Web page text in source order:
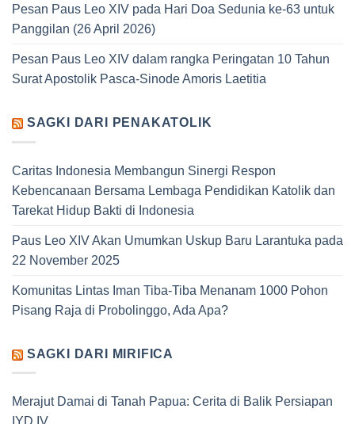
Pesan Paus Leo XIV pada Hari Doa Sedunia ke-63 untuk
Panggilan (26 April 2026)
Pesan Paus Leo XIV dalam rangka Peringatan 10 Tahun
Surat Apostolik Pasca-Sinode Amoris Laetitia
SAGKI DARI PENAKATOLIK
Caritas Indonesia Membangun Sinergi Respon
Kebencanaan Bersama Lembaga Pendidikan Katolik dan
Tarekat Hidup Bakti di Indonesia
Paus Leo XIV Akan Umumkan Uskup Baru Larantuka pada
22 November 2025
Komunitas Lintas Iman Tiba-Tiba Menanam 1000 Pohon
Pisang Raja di Probolinggo, Ada Apa?
SAGKI DARI MIRIFICA
Merajut Damai di Tanah Papua: Cerita di Balik Persiapan